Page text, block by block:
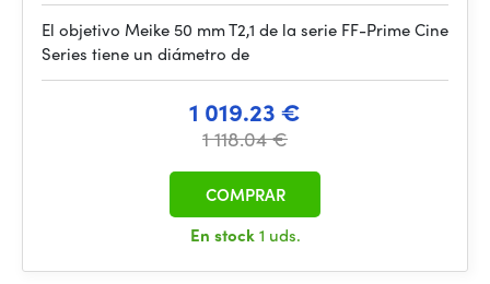
El objetivo Meike 50 mm T2,1 de la serie FF-Prime Cine
Series tiene un diámetro de
1 019.23 €
1 118.04 €
En stock1 uds.
COMPRAR